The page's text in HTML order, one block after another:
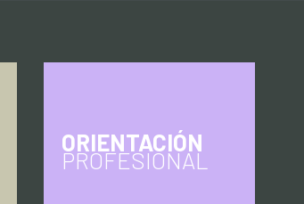
ORIENTACIÓN
PROFESIONAL